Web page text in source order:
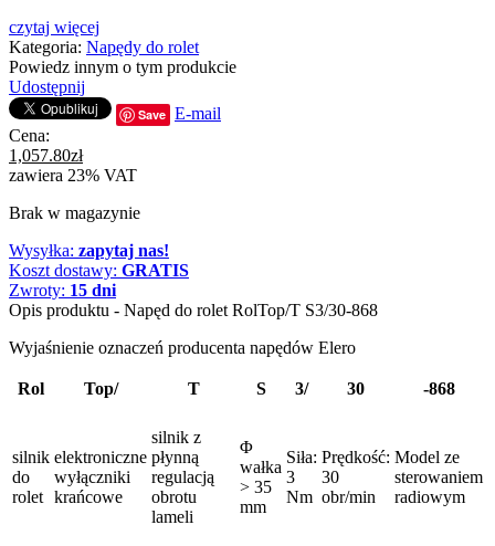
czytaj więcej
Kategoria: Napędy do rolet
Powiedz innym o tym produkcie
Udostępnij
Save E-mail
Cena:
1,057.80zł
zawiera 23% VAT
Brak w magazynie
Wysyłka: zapytaj nas!
Koszt dostawy: GRATIS
Zwroty: 15 dni
Opis produktu - Napęd do rolet RolTop/T S3/30-868
Wyjaśnienie oznaczeń producenta napędów Elero
Rol Top/ T S 3/ 30 -868
silnik
do
rolet
elektroniczne
wyłączniki
krańcowe
silnik z
płynną
regulacją
obrotu
lameli
Φ
wałka
> 35
mm
Siła:
3
Nm
Prędkość:
30
obr/min
Model ze
sterowaniem
radiowym